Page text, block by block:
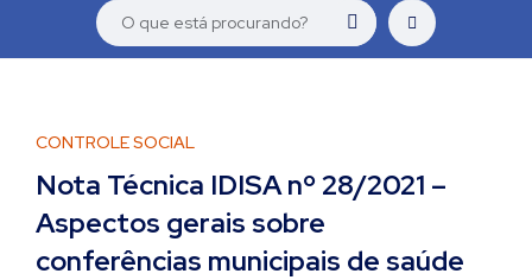
CONTROLE SOCIAL
Nota Técnica IDISA nº 28/2021 –
Aspectos gerais sobre
conferências municipais de saúde